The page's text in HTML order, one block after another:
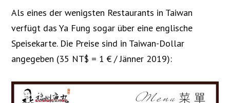
Als eines der wenigsten Restaurants in Taiwan
verfügt das Ya Fung sogar über eine englische
Speisekarte. Die Preise sind in Taiwan-Dollar
angegeben (35 NT$ = 1 € / Jänner 2019):